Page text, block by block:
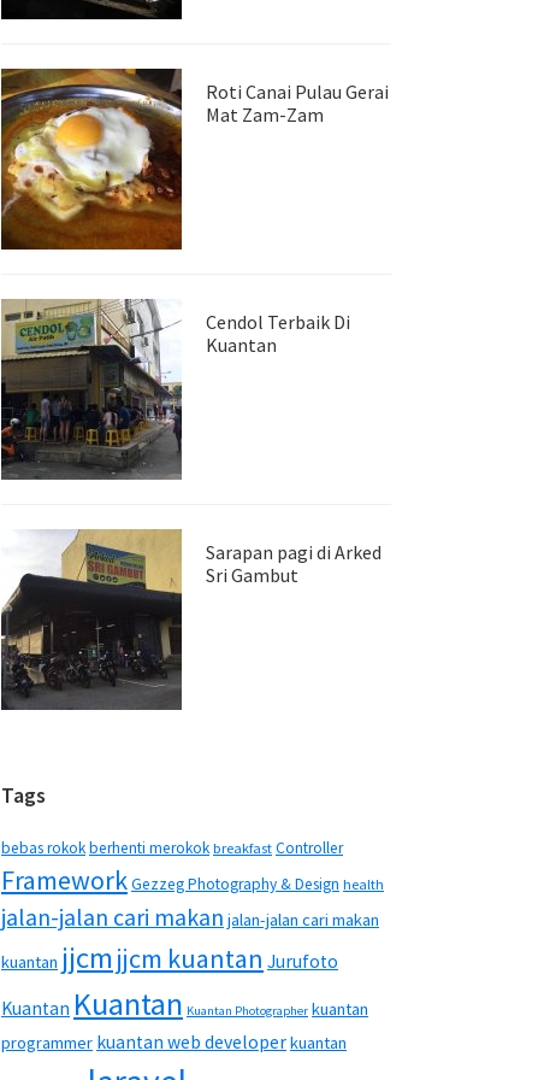
Roti Canai Pulau Gerai
Mat Zam-Zam
Cendol Terbaik Di
Kuantan
Sarapan pagi di Arked
Sri Gambut
Tags
bebas rokokberhenti merokok breakfast Controller
FrameworkGezzeg Photography & Design health
jalan-jalan cari makan jalan-jalan cari makan
kuantan jjcmjjcm kuantan Jurufoto
Kuantan Kuantan Kuantan Photographer kuantan
programmer kuantan web developerkuantan